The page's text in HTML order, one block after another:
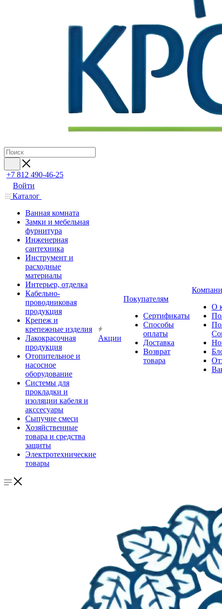
+7 812 490-46-25
Войти
Каталог
Ванная комната
Замки и мебельная
фурнитура
Инженерная
сантехника
Инструмент и
расходные
материалы
Интерьер, отделка
Кабельно-
проводниковая
продукция
Крепеж и
крепежные изделия
Лакокрасочная
продукция
Отопительное и
насосное
оборудование
Системы для
прокладки и
изоляции кабеля и
акссесуары
Сыпучие смеси
Хозяйственные
товара и средства
защиты
Электротехнические
товары
Акции
Покупателям
Сертификаты
Способы
оплаты
Доставка
Возврат
товара
О